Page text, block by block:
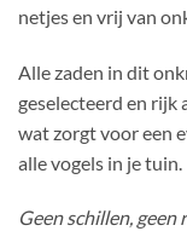
netjes en vrij van
Alle zaden in dit
geselecteerd en rijk
wat zorgt voor een
alle vogels in je tuin.
Geen schillen,